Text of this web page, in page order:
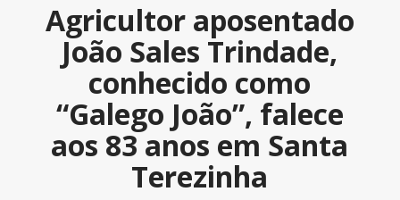
Agricultor aposentado
João Sales Trindade,
conhecido como
“Galego João”, falece
aos 83 anos em Santa
Terezinha